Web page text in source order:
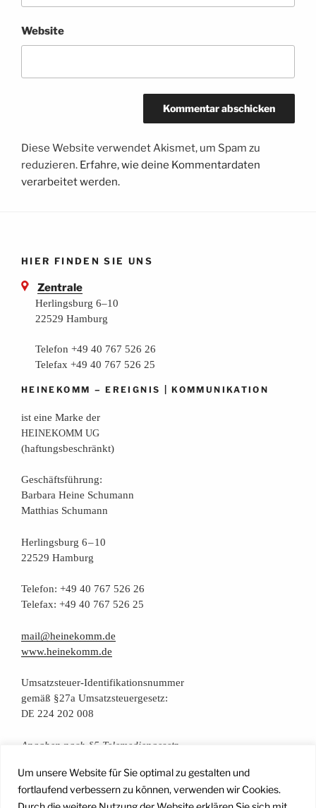
Um unsere Website für Sie optimal zu gestalten und
fortlaufend verbessern zu können, verwenden wir Cookies.
Website
Diese Website verwendet Akismet, um Spam zu
reduzieren. Erfahre, wie deine Kommentardaten
verarbeitet werden.
HIER FINDEN SIE UNS
Zentrale
Herlingsburg 6–10
22529 Hamburg
Telefon +49 40 767 526 26
Telefax +49 40 767 526 25
HEINEKOMM –EREIGNIS |KOMMUNIKATION
ist eine Mar­ke der
HEINEKOMM UG
(haf­tungs­be­schränkt)
Geschäfts­füh­rung:
Bar­ba­ra Hei­ne Schumann
Mat­thi­as Schumann
Her­lings­burg 6 – 10
22529 Hamburg
Tele­fon: +49 40 767 526 26
Tele­fax: +49 40 767 526 25
mail@heinekomm.de
www.heinekomm.de
Umsatz­steu­er-Iden­ti­fi­ka­ti­ons­num­mer
gemäß §27a Umsatzsteuergesetz:
DE 224 202 008
Anga­ben nach §5 Telemediengesetz
Daten­schutz­er­klä­rung